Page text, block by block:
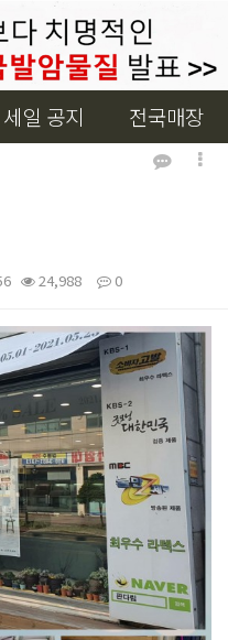
세일 공지 전국매장
24,988 0